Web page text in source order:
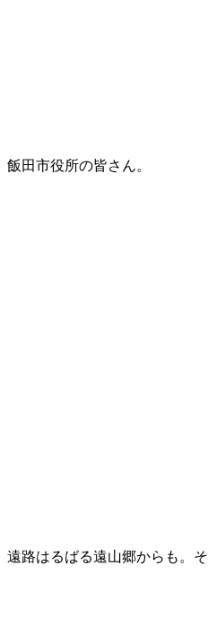
飯田市役所の皆さん。
遠路はるばる遠山郷からも。